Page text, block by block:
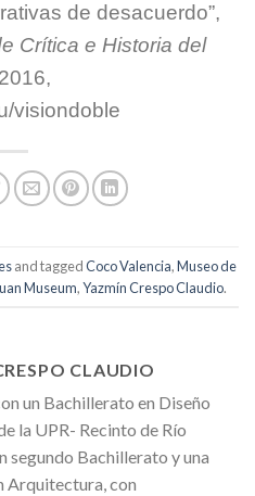
de desacuerdo”,
Crítica e Historia del
visiondoble
and taggedCoco Valencia,Museo de
Museum,Yazmín Crespo Claudio.
CLAUDIO
un Bachillerato en Diseño
la UPR- Recinto de Río
segundo Bachillerato y una
Arquitectura, con